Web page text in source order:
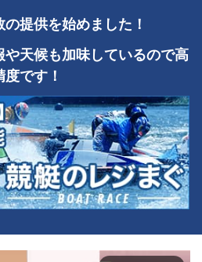
提供を始めました！
や天候も加味しているので高
度です！